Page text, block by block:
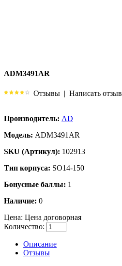
ADM3491AR
Отзывы | Написать отзыв
Производитель: AD
Модель: ADM3491AR
SKU (Артикул): 102913
Тип корпуса: SO14-150
Бонусные баллы: 1
Наличие: 0
Цена: Цена договорная
Количество:
Описание
Отзывы